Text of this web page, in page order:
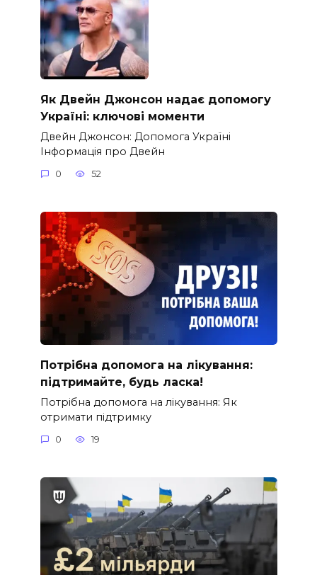
Як Двейн Джонсон надає допомогу
Україні: ключові моменти
Двейн Джонсон: Допомога Україні
Інформація про Двейн
0 52
Потрібна допомога на лікування:
підтримайте, будь ласка!
Потрібна допомога на лікування: Як
отримати підтримку
0 19